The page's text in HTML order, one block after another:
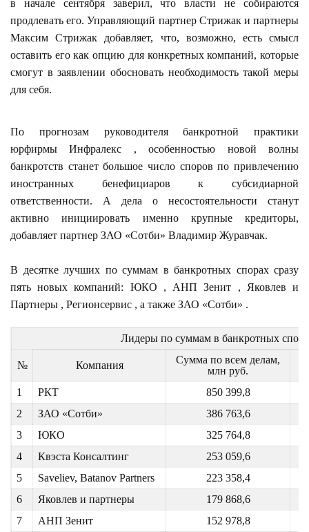
в начале сентября заверил, что власти не собираются
продлевать его. Управляющий партнер Стрижак и партнеры
Максим Стрижак добавляет, что, возможно, есть смысл
оставить его как опцию для конкретных компаний, которые
смогут в заявлении обосновать необходимость такой меры
для себя.
По прогнозам руководителя банкротной практики
юрфирмы Инфралекс , особенностью новой волны
банкротств станет большое число споров по привлечению
иностранных бенефициаров к субсидиарной
ответственности. А дела о несостоятельности станут
активно инициировать именно крупные кредиторы,
добавляет партнер ЗАО «Сотби» Владимир Журавчак.
В десятке лучших по суммам в банкротных спорах сразу
пять новых компаний: ЮКО , АНП Зенит , Яковлев и
Партнеры , Регионсервис , а также ЗАО «Сотби» .
Лидеры по суммам в банкротных
№ Компания
Сумма по всем делам,
млн руб.
1 РКТ
850 399,8
2
ЗАО «Сотби»
386 763,6
3
ЮКО
325 764,8
4
Квэста Консалтинг
253 059,6
5
Saveliev, Batanov Partners
223 358,4
6
Яковлев и партнеры
179 868,6
7
АНП Зенит 152 978,8